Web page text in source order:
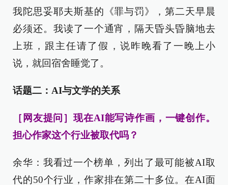
我陀思妥耶夫斯基的《罪与罚》，第二天早晨
必须还。我读了一个通宵，隔天昏头昏脑地去
上班，跟主任请了假，说昨晚看了一晚上小
说，就回宿舍睡觉了。
话题二：AI与文学的关系
［网友提问］现在AI能写诗作画，一键创作。
担心作家这个行业被取代吗？
余华：我看过一个榜单，列出了最可能被AI取
代的50个行业，作家排在第二十多位。在AI面